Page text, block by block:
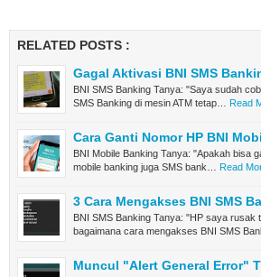
RELATED POSTS :
Gagal Aktivasi BNI SMS
BNI SMS Banking Tanya: "Saya sudah
SMS Banking di mesin ATM tetap…
Read
Cara Ganti Nomor HP BNI
BNI Mobile Banking Tanya: "Apakah bisa
mobile banking juga SMS bank…
Read
3 Cara Mengakses BNI SMS
BNI SMS Banking Tanya: "HP saya rusak
bagaimana cara mengakses BNI SMS
Muncul "Alert General Error"